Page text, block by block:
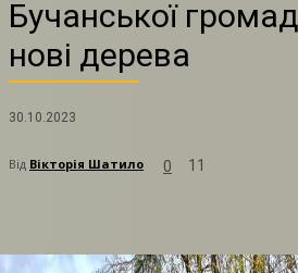
Бучанської
нові дерева
30.10.2023
Від Вікторія Шатило 0 11